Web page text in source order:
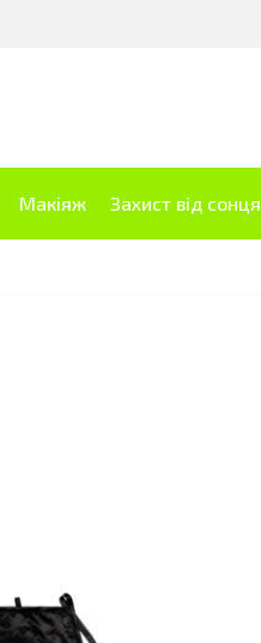
Макіяж Захист від сонця